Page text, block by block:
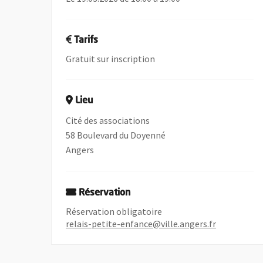
Tarifs
Gratuit sur inscription
Lieu
Cité des associations
58 Boulevard du Doyenné
Angers
Réservation
Réservation obligatoire
relais-petite-enfance@ville.angers.fr